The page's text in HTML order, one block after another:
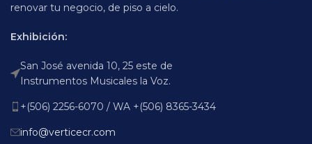
renovar tu negocio, de piso a cielo.
Exhibición:
San José avenida 10, 25 este de
Instrumentos Musicales la Voz.
+(506) 2256-6070 / WA +(506) 8365-3434
info@verticecr.com